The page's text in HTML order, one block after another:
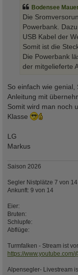
Bodensee
Die
Powerbank.
USB Kabel der
Somit ist die
Die Powerbank
der mitgelieferte
So einfach wie
Anleitung mit
Somit wird man noch
Klasse
LG
Markus
Saison 2026
Segler Nistplätze 7 von
Ankunft: 9 von 14
Eier:
Bruten:
Schlupfe:
Abflüge:
Turmfalken - Stream ist
https://www.youtube.com/
Alpensegler- Livestream